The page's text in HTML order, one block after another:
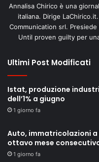
Annalisa Chirico è una
italiana. Dirige
Communication srl.
Until proven guilty per
Ultimi Post Modificati
Istat, produzione
dell’1% a giugno
1 giorno fa
Auto, immatricolazioni a
ottavo mese
1 giorno fa